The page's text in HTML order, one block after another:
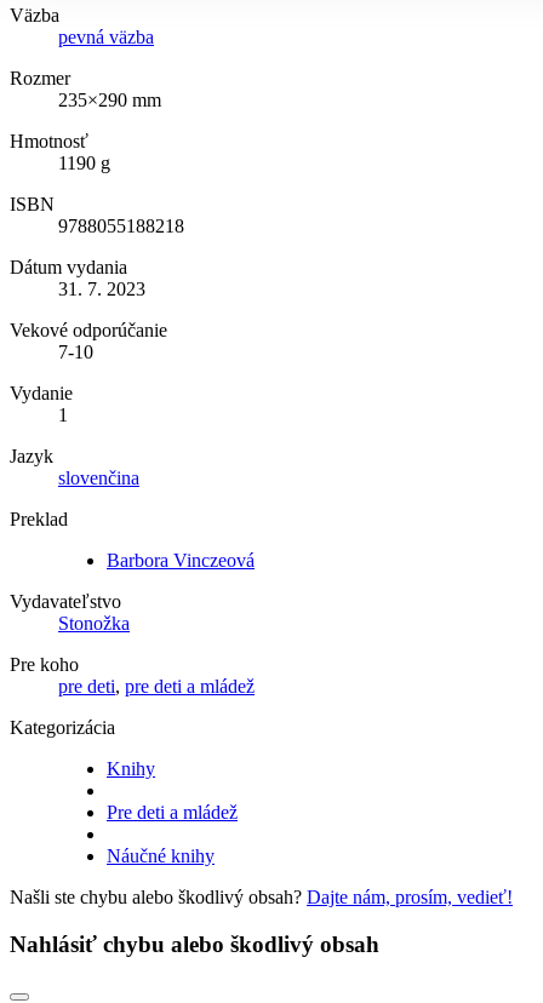
Väzba
pevná väzba
Rozmer
235×290 mm
Hmotnosť
1190 g
ISBN
9788055188218
Dátum vydania
31. 7. 2023
Vekové odporúčanie
7-10
Vydanie
1
Jazyk
slovenčina
Preklad
Barbora Vinczeová
Vydavateľstvo
Stonožka
Pre koho
pre deti, pre deti a mládež
Kategorizácia
Knihy
Pre deti a mládež
Náučné knihy
Našli ste chybu alebo škodlivý obsah? Dajte nám, prosím, vedieť!
Nahlásiť chybu alebo škodlivý obsah